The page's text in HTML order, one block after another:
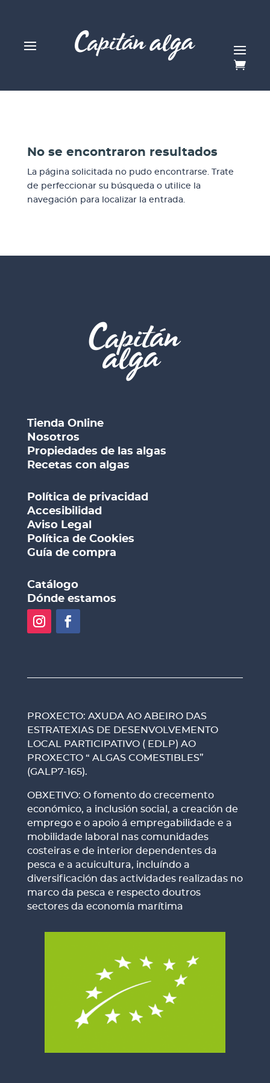
No se encontraron resultados
La página solicitada no pudo encontrarse. Trate
de perfeccionar su búsqueda o utilice la
navegación para localizar la entrada.
Tienda Online
Nosotros
Propiedades de las algas
Recetas con algas
Política de privacidad
Accesibilidad
Aviso Legal
Política de Cookies
Guía de compra
Catálogo
Dónde estamos
PROXECTO: AXUDA AO ABEIRO DAS
ESTRATEXIAS DE DESENVOLVEMENTO
LOCAL PARTICIPATIVO ( EDLP) AO
PROXECTO “ ALGAS COMESTIBLES”
(GALP7-165).
OBXETIVO: O fomento do crecemento
económico, a inclusión social, a creación de
emprego e o apoio á empregabilidade e a
mobilidade laboral nas comunidades
costeiras e de interior dependentes da
pesca e a acuicultura, incluíndo a
diversificación das actividades realizadas no
marco da pesca e respecto doutros
sectores da economía marítima